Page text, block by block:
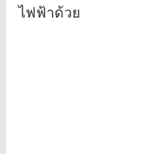
ไฟฟ้าด้วย